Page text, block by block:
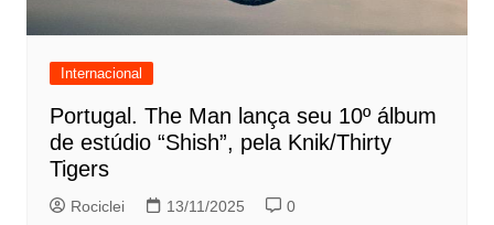
Internacional
Portugal. The Man lança seu 10º álbum
de estúdio “Shish”, pela Knik/Thirty
Tigers
Rociclei 13/11/2025 0